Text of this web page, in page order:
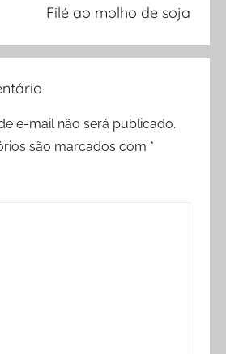
Filé ao molho de soja
e-mail não será publicado.
são marcados com *